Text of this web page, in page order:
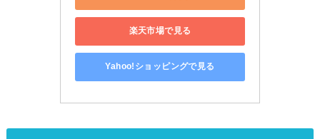
楽天市場で見る
Yahoo!ショッピングで見る